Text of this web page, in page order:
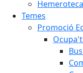
Hemeroteca
Temes
Promoció